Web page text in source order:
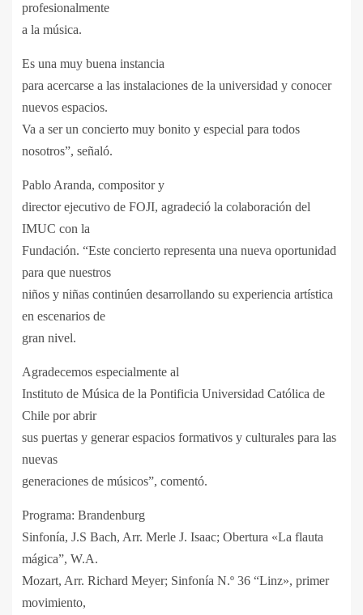
profesionalmente
a la música.
Es una muy buena instancia
para acercarse a las instalaciones de la universidad y conocer
nuevos espacios.
Va a ser un concierto muy bonito y especial para todos
nosotros”, señaló.
Pablo Aranda, compositor y
director ejecutivo de FOJI, agradeció la colaboración del
IMUC con la
Fundación. “Este concierto representa una nueva oportunidad
para que nuestros
niños y niñas continúen desarrollando su experiencia artística
en escenarios de
gran nivel.
Agradecemos especialmente al
Instituto de Música de la Pontificia Universidad Católica de
Chile por abrir
sus puertas y generar espacios formativos y culturales para las
nuevas
generaciones de músicos”, comentó.
Programa: Brandenburg
Sinfonía, J.S Bach, Arr. Merle J. Isaac; Obertura «La flauta
mágica”, W.A.
Mozart, Arr. Richard Meyer; Sinfonía N.º 36 “Linz», primer
movimiento,